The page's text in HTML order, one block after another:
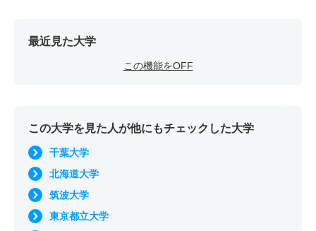
最近見た大学
この機能をOFF
この大学を見た人が他にもチェックした大学
千葉大学
北海道大学
筑波大学
東京都立大学